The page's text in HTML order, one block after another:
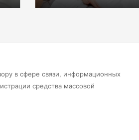
в сфере связи, информационных
средства массовой